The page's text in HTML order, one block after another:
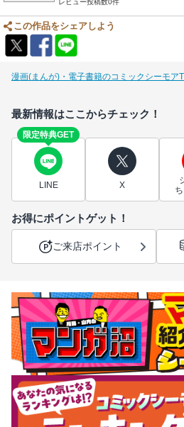
この作品をシェアしよう
漫画(まんが)・電子書籍のコミックシーモア
最新情報はここからチェック！
限定特典GET
LINE X
お得にポイントゲット！
ご来店ポイント